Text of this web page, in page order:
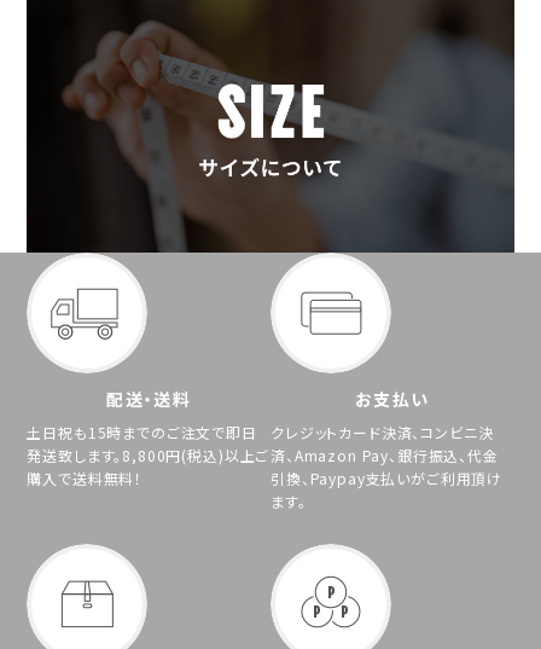
配送・送料
土日祝も15時までのご注文で即日
発送致します。8,800円(税込)以上ご
購入で送料無料！
お支払い
クレジットカード決済、コンビニ決
済、Amazon Pay、銀行振込、代金
引換、Paypay支払いがご利用頂け
ます。